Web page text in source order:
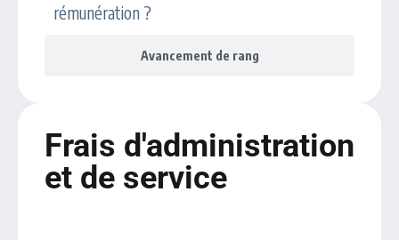
Avancement de rang
rémunération ?
Frais d'administration
et de service